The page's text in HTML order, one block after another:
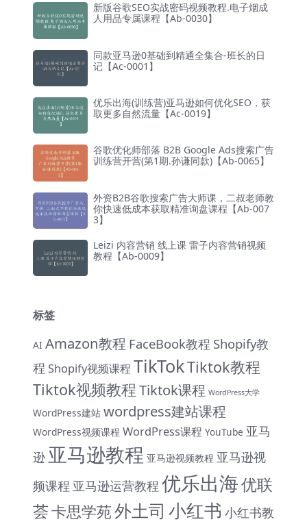
新版谷歌SEO实战密码视频教程.电子烟成
人用品专属课程【Ab-0030】
同款亚马逊0基础到精通全集合-班长的日
记【Ac-0001】
优乐出海(训练营)亚马逊如何优化SEO，获
取更多自然流量【Ac-0019】
谷歌优化师部落 B2B Google Ads搜索广告
训练营开营(第1期.孙谦同款)【Ab-0065】
外资B2B谷歌搜索广告大师课，二叔老师教
你快速低成本获取精准询盘课程【Ab-007
3】
Leizi 内容营销 线上课 雷子内容营销视频
教程【Ab-0009】
标签
AI Amazon教程 FaceBook教程 Shopify教
程 Shopify视频课程 TikTokTiktok教程
Tiktok视频教程Tiktok课程 WordPress大学
WordPress建站 wordpress建站课程
WordPress视频课程 WordPress课程 YouTube 亚马
逊 亚马逊教程 亚马逊视频教程 亚马逊视
频课程 亚马逊运营教程 优乐出海优联
荟卡思学苑外土司 小红书 小红书教